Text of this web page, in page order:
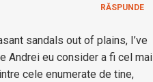
sandals out of plains, I’ve
Andrei eu consider a fi cel mai
cele enumerate de tine,
RĂSPUNDE